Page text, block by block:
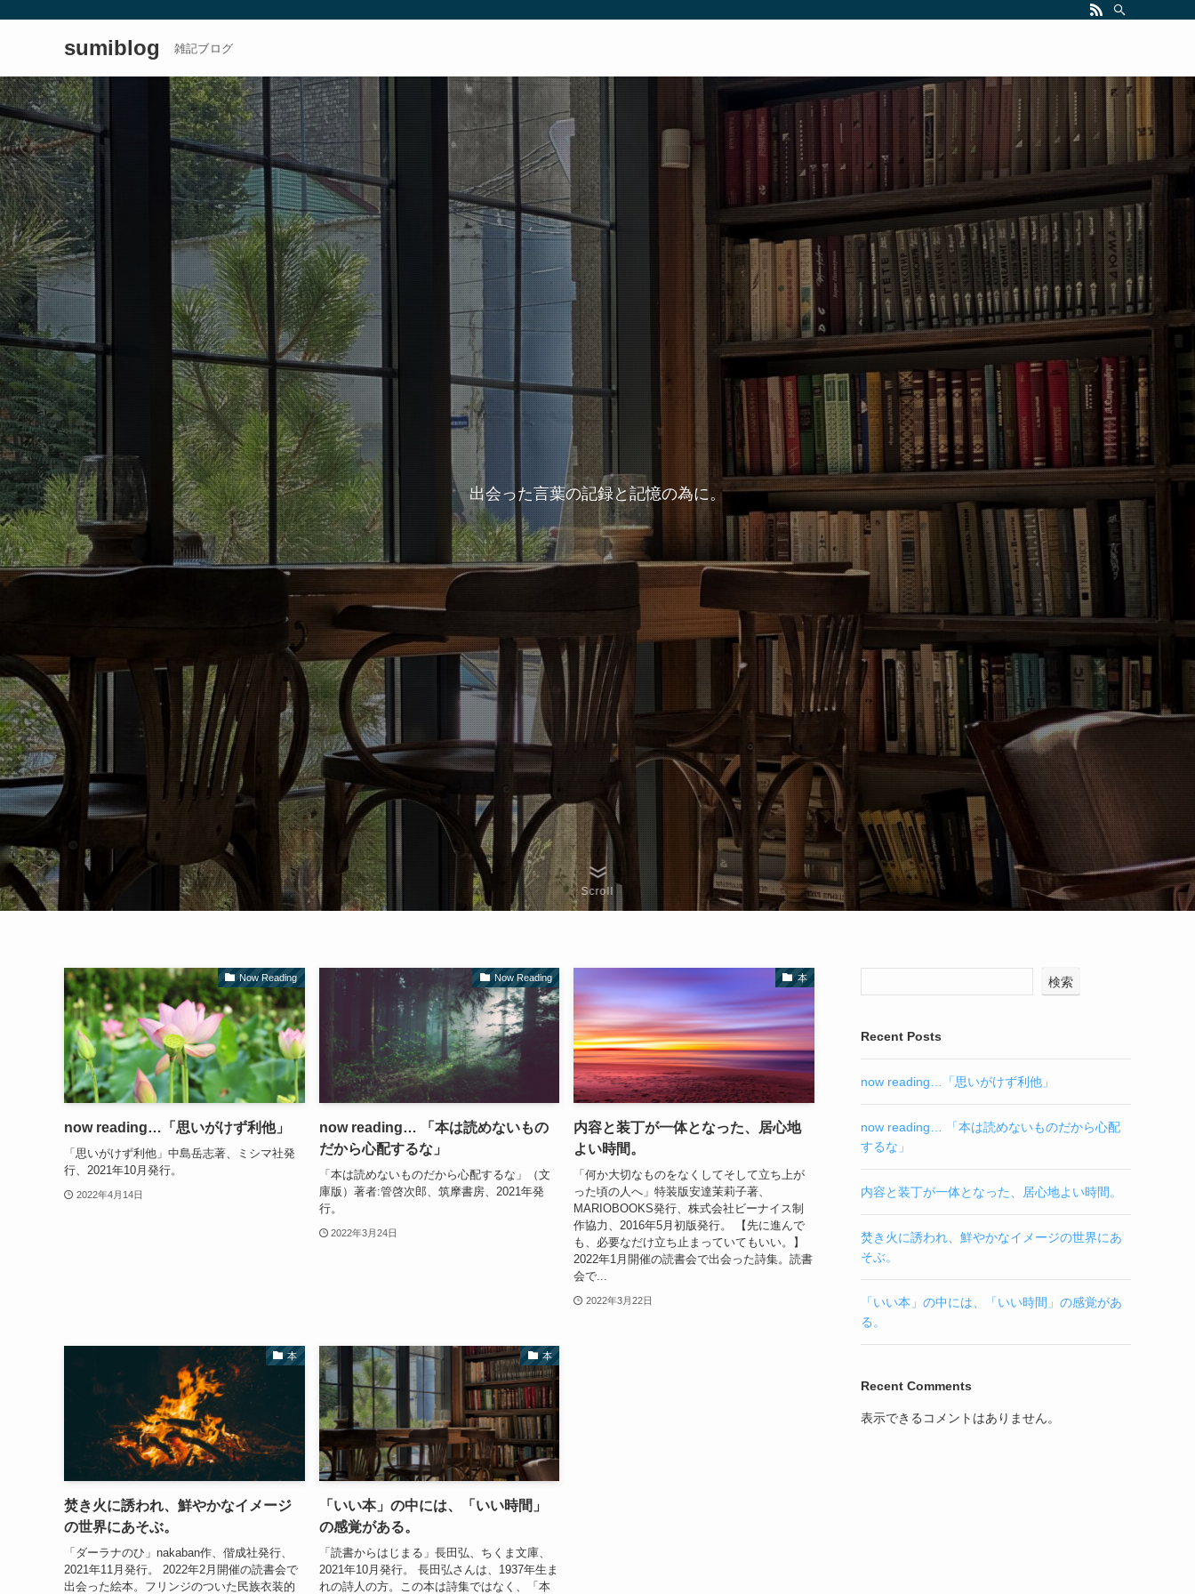
sumiblog 雑記ブログ
出会った言葉の記録と記憶の為に。
Scroll
Now Reading
now reading…「思いがけず利他」
「思いがけず利他」中島岳志著、ミシマ社発
行、2021年10月発行。
2022年4月14日
Now Reading
now reading… 「本は読めないもの
だから心配するな」
「本は読めないものだから心配するな」（文
庫版）著者:管啓次郎、筑摩書房、2021年発
行。
2022年3月24日
本
内容と装丁が一体となった、居心地
よい時間。
「何か大切なものをなくしてそして立ち上が
った頃の人へ」特装版安達茉莉子著、
MARIOBOOKS発行、株式会社ビーナイス制
作協力、2016年5月初版発行。 【先に進んで
も、必要なだけ立ち止まっていてもいい。】
2022年1月開催の読書会で出会った詩集。読書
会で...
2022年3月22日
本
焚き火に誘われ、鮮やかなイメージ
の世界にあそぶ。
「ダーラナのひ」nakaban作、偕成社発行、
2021年11月発行。 2022年2月開催の読書会で
出会った絵本。フリンジのついた民族衣装的
本
「いい本」の中には、「いい時間」
の感覚がある。
「読書からはじまる」長田弘、ちくま文庫、
2021年10月発行。 長田弘さんは、1937年生ま
れの詩人の方。この本は詩集ではなく、「本
検索
Recent Posts
now reading…「思いがけず利他」
now reading… 「本は読めないものだから心配
するな」
内容と装丁が一体となった、居心地よい時間。
焚き火に誘われ、鮮やかなイメージの世界にあ
そぶ。
「いい本」の中には、「いい時間」の感覚があ
る。
Recent Comments
表示できるコメントはありません。